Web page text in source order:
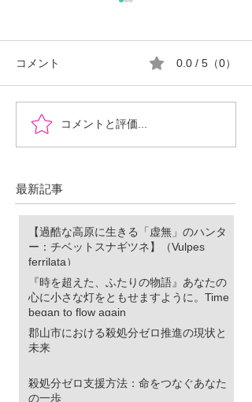
『時を超えた、ふたりの
物語』あなたの心に小さ
に。Time began to flow again
コメント 0.0 / 5（0）
コメントと評価...
最新記事
【過酷な高原に生きる「虚無」のハンタ
ー：チベットスナギツネ】（Vulpes
ferrilata）
『時を超えた、ふたりの物語』あなたの
心に小さな灯をともせますように。Time
began to flow again
郡山市における殺処分ゼロ推進の現状と
未来
殺処分ゼロ支援方法：命をつなぐあなた
の一歩